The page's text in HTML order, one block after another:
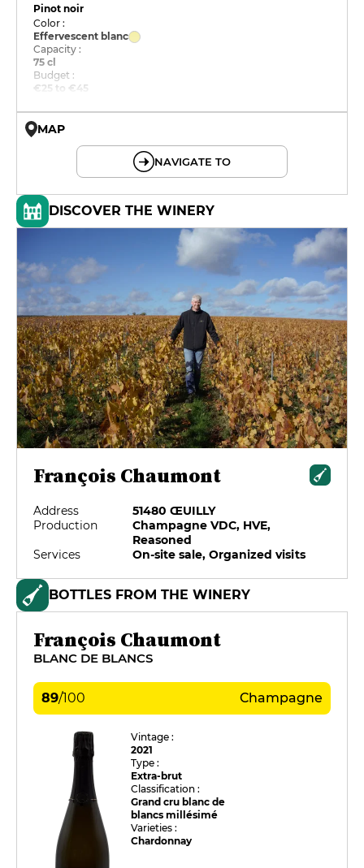
Pinot noir
Color :
Effervescent blanc
Capacity :
75 cl
Budget :
€25 to €45
MAP
NAVIGATE TO
DISCOVER THE WINERY
François Chaumont
Address
51480 ŒUILLY
Production
Champagne VDC, HVE,
Reasoned
Services
On-site sale, Organized visits
BOTTLES FROM THE WINERY
François Chaumont
BLANC DE BLANCS
89/100 Champagne
Vintage :
2021
Type :
Extra-brut
Classification :
Grand cru blanc de
blancs millésimé
Varieties :
Chardonnay